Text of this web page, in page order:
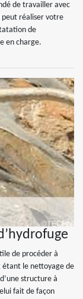
de travailler avec
peut réaliser votre
de
en charge.
de procéder à
le nettoyage de
structure à
fait de façon